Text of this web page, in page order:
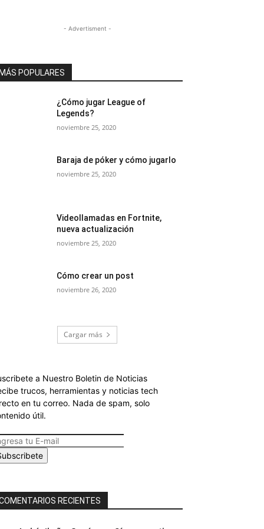
- Advertisment -
POPULARES
¿Cómo jugar League of
Legends?
noviembre 25, 2020
Baraja de póker y cómo jugarlo
noviembre 25, 2020
Videollamadas en Fortnite,
nueva actualización
noviembre 25, 2020
Cómo crear un post
noviembre 26, 2020
Cargar más
a Nuestro Boletin de Noticias
trucos, herramientas y noticias tech
en tu correo. Nada de spam, solo
útil.
RECIENTES